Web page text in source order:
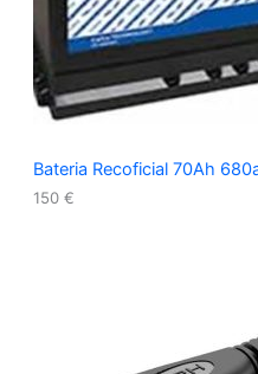
Bateria Recoficial 70Ah
150 €